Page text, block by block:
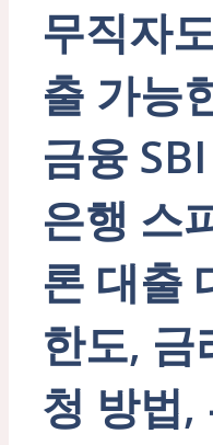
무직자
출 가능
금융
은행 스
론 대출
한도, 금
청 방법,